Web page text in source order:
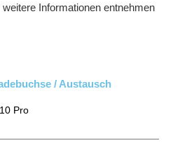
Informationen entnehmen
/ Austausch
Pro